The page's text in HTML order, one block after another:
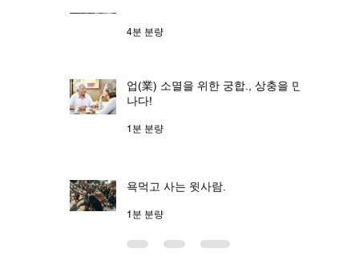
4분 분량
업(業) 소멸을 위한 궁합., 상충을 만
나다!
1분 분량
욕먹고 사는 윗사람.
1분 분량